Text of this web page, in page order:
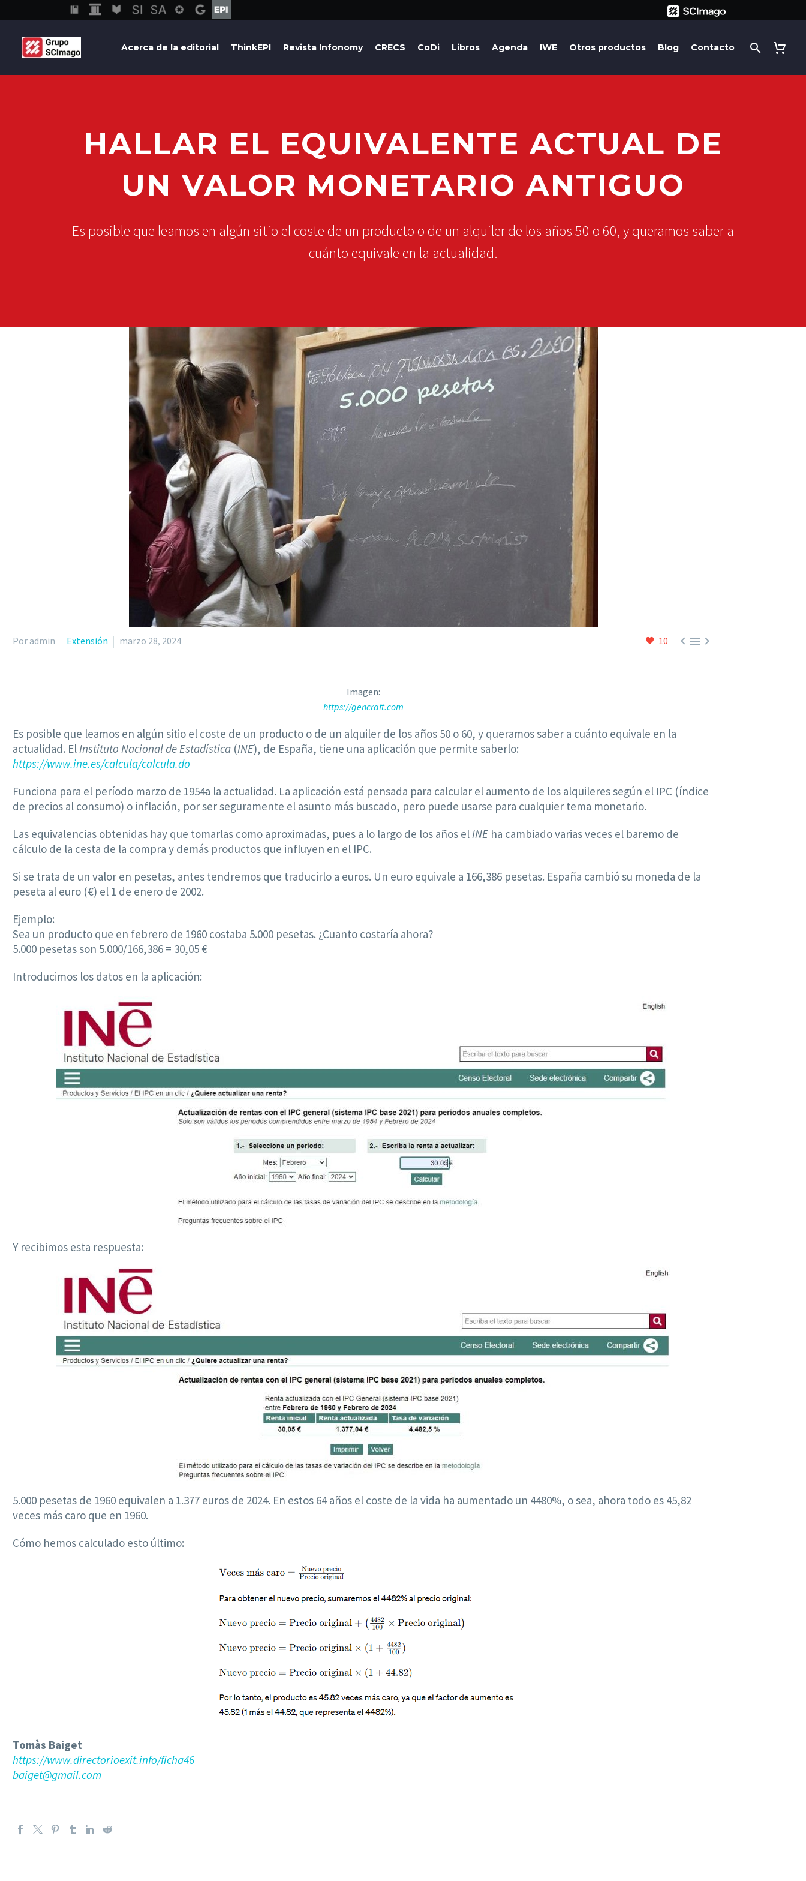
Acerca de la editorial ThinkEPI Revista Infonomy CRECS CoDi Libros Agenda IWE Otros productos Blog Contacto
HALLAR EL EQUIVALENTE ACTUAL DE
UN VALOR MONETARIO ANTIGUO
Es posible que leamos en algún sitio el coste de un producto o de un alquiler de los años 50 o 60, y queramos saber a
cuánto equivale en la actualidad.
10 
Por admin Extensión marzo 28, 2024
Imagen:
https://gencraft.com
Es posible que leamos en algún sitio el coste de un producto o de un alquiler de los años 50 o 60, y queramos saber a cuánto equivale en la
actualidad. ElInstituto Nacional de Estadística (INE), de España, tiene una aplicación que permite saberlo:
https://www.ine.es/calcula/calcula.do
Funciona para el período marzo de 1954a la actualidad. La aplicación está pensada para calcular el aumento de los alquileres según el IPC (índice
de precios al consumo) o inflación, por ser seguramente el asunto más buscado, pero puede usarse para cualquier tema monetario.
Las equivalencias obtenidas hay que tomarlas como aproximadas, pues a lo largo de los años elINE ha cambiado varias veces el baremo de
cálculo de la cesta de la compra y demás productos que influyen en el IPC.
Si se trata de un valor en pesetas, antes tendremos que traducirlo a euros. Un euro equivale a 166,386 pesetas. España cambió su moneda de la
peseta al euro (€) el 1 de enero de 2002.
Ejemplo:
Sea un producto que en febrero de 1960 costaba 5.000 pesetas. ¿Cuanto costaría ahora?
5.000 pesetas son 5.000/166,386 = 30,05 €
Introducimos los datos en la aplicación:
Y recibimos esta respuesta:
5.000 pesetas de 1960 equivalen a 1.377 euros de 2024. En estos 64 años el coste de la vida ha aumentado un 4480%, o sea, ahora todo es 45,82
veces más caro que en 1960.
Cómo hemos calculado esto último:
Tomàs Baiget
https://www.directorioexit.info/ficha46
baiget@gmail.com